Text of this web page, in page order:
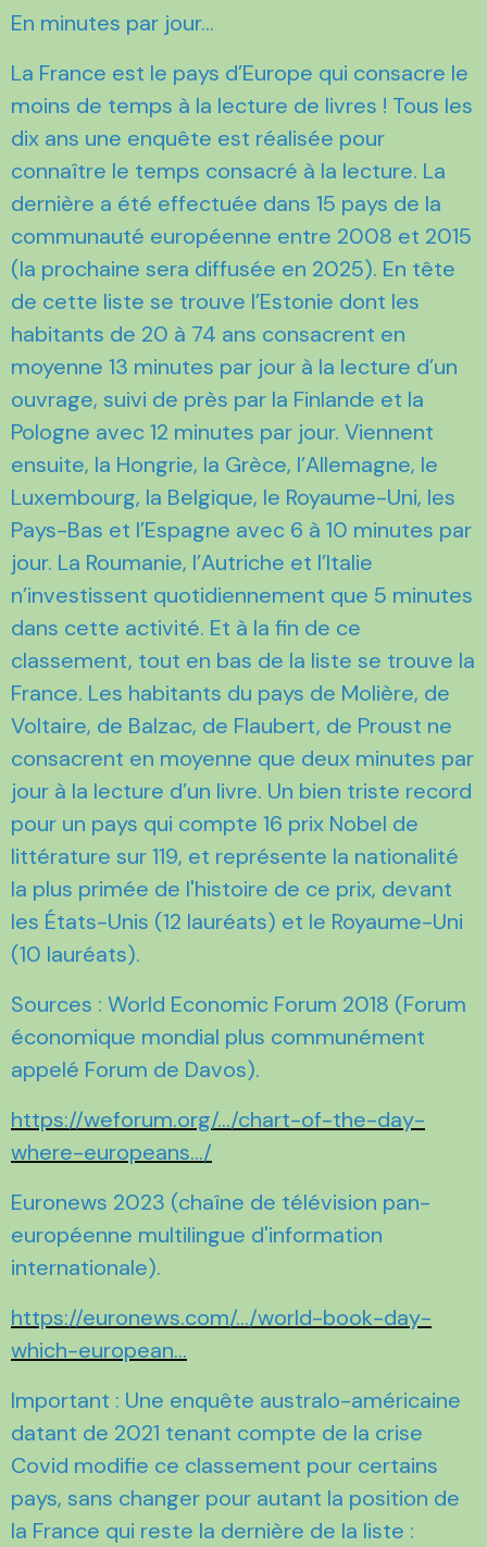
En minutes par jour…
La France est le pays d’Europe qui consacre le
moins de temps à la lecture de livres ! Tous les
dix ans une enquête est réalisée pour
connaître le temps consacré à la lecture. La
dernière a été effectuée dans 15 pays de la
communauté européenne entre 2008 et 2015
(la prochaine sera diffusée en 2025). En tête
de cette liste se trouve l’Estonie dont les
habitants de 20 à 74 ans consacrent en
moyenne 13 minutes par jour à la lecture d’un
ouvrage, suivi de près par la Finlande et la
Pologne avec 12 minutes par jour. Viennent
ensuite, la Hongrie, la Grèce, l’Allemagne, le
Luxembourg, la Belgique, le Royaume-Uni, les
Pays-Bas et l’Espagne avec 6 à 10 minutes par
jour. La Roumanie, l’Autriche et l’Italie
n’investissent quotidiennement que 5 minutes
dans cette activité. Et à la fin de ce
classement, tout en bas de la liste se trouve la
France. Les habitants du pays de Molière, de
Voltaire, de Balzac, de Flaubert, de Proust ne
consacrent en moyenne que deux minutes par
jour à la lecture d’un livre. Un bien triste record
pour un pays qui compte 16 prix Nobel de
littérature sur 119, et représente la nationalité
la plus primée de l'histoire de ce prix, devant
les États-Unis (12 lauréats) et le Royaume-Uni
(10 lauréats).
Sources : World Economic Forum 2018 (Forum
économique mondial plus communément
appelé Forum de Davos).
https://weforum.org/.../chart-of-the-day-
where-europeans.../
Euronews 2023 (chaîne de télévision pan-
européenne multilingue d'information
internationale).
https://euronews.com/.../world-book-day-
which-european...
Important : Une enquête australo-américaine
datant de 2021 tenant compte de la crise
Covid modifie ce classement pour certains
pays, sans changer pour autant la position de
la France qui reste la dernière de la liste :